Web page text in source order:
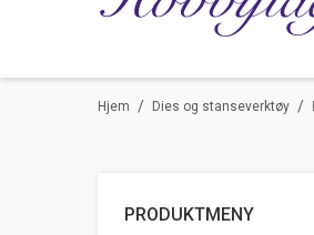
/
Hjem /
Dies og stanseverktøy
PRODUKTMENY